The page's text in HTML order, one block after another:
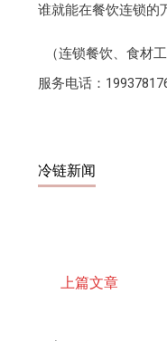
谁就能在餐饮连锁的
（连锁餐饮、食材
服务电话：
冷链新闻
上篇文章